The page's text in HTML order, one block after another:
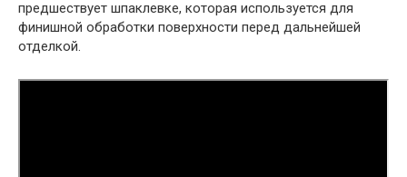
предшествует шпаклевке, которая используется для
финишной обработки поверхности перед дальнейшей
отделкой.